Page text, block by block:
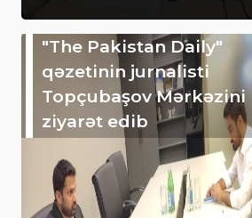
"The Pakistan Daily"
qəzetinin jurnalisti
Topçubaşov Mərkəzini
ziyarət edib